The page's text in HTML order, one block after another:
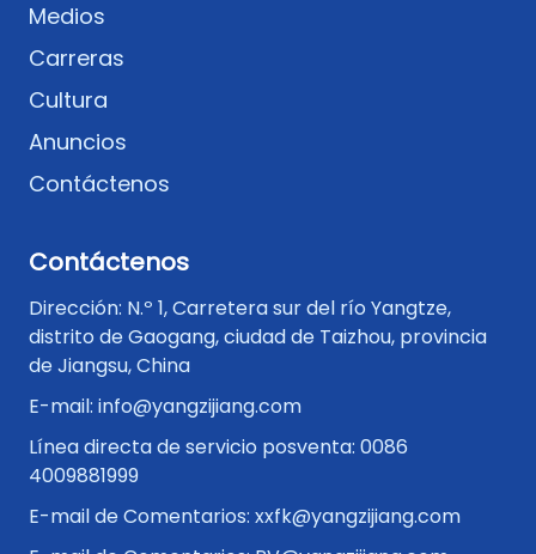
Medios
Carreras
Cultura
Anuncios
Contáctenos
Contáctenos
Dirección: N.º 1, Carretera sur del río Yangtze,
distrito de Gaogang, ciudad de Taizhou, provincia
de Jiangsu, China
E-mail: info@yangzijiang.com
Línea directa de servicio posventa: 0086
4009881999
E-mail de Comentarios: xxfk@yangzijiang.com